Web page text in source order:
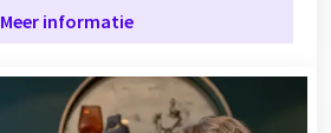
Meer informatie